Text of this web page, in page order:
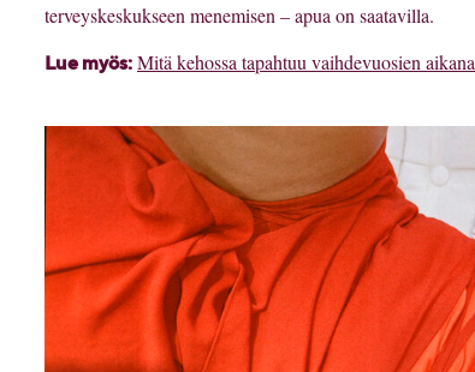
terveyskeskukseen menemisen – apua on saatavilla.
Lue myös: Mitä kehossa tapahtuu vaihdevuosien aikana